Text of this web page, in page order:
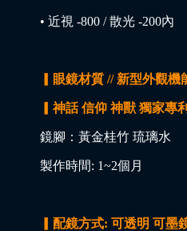
• 近視 -800 / 散光 -200內
▎眼鏡材質 // 新型外觀機
▎神話 信仰 神獸 獨家專利
鏡腳：黃金桂竹 琉璃水
製作時間: 1~2個月
▎配鏡方式: 可透明 可墨